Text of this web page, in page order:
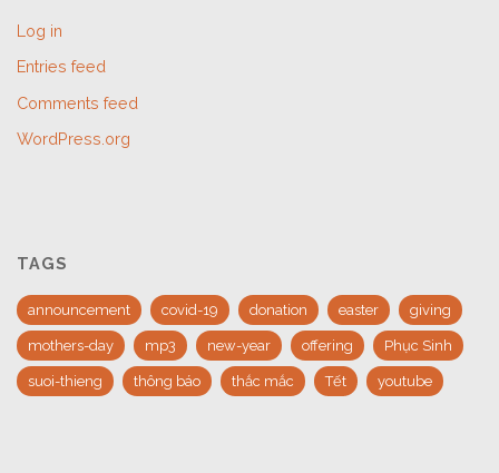
Log in
Entries feed
Comments feed
WordPress.org
TAGS
announcement covid-19 donation easter giving
mothers-day mp3 new-year offering Phục Sinh
suoi-thieng thông báo thắc mắc Tết youtube